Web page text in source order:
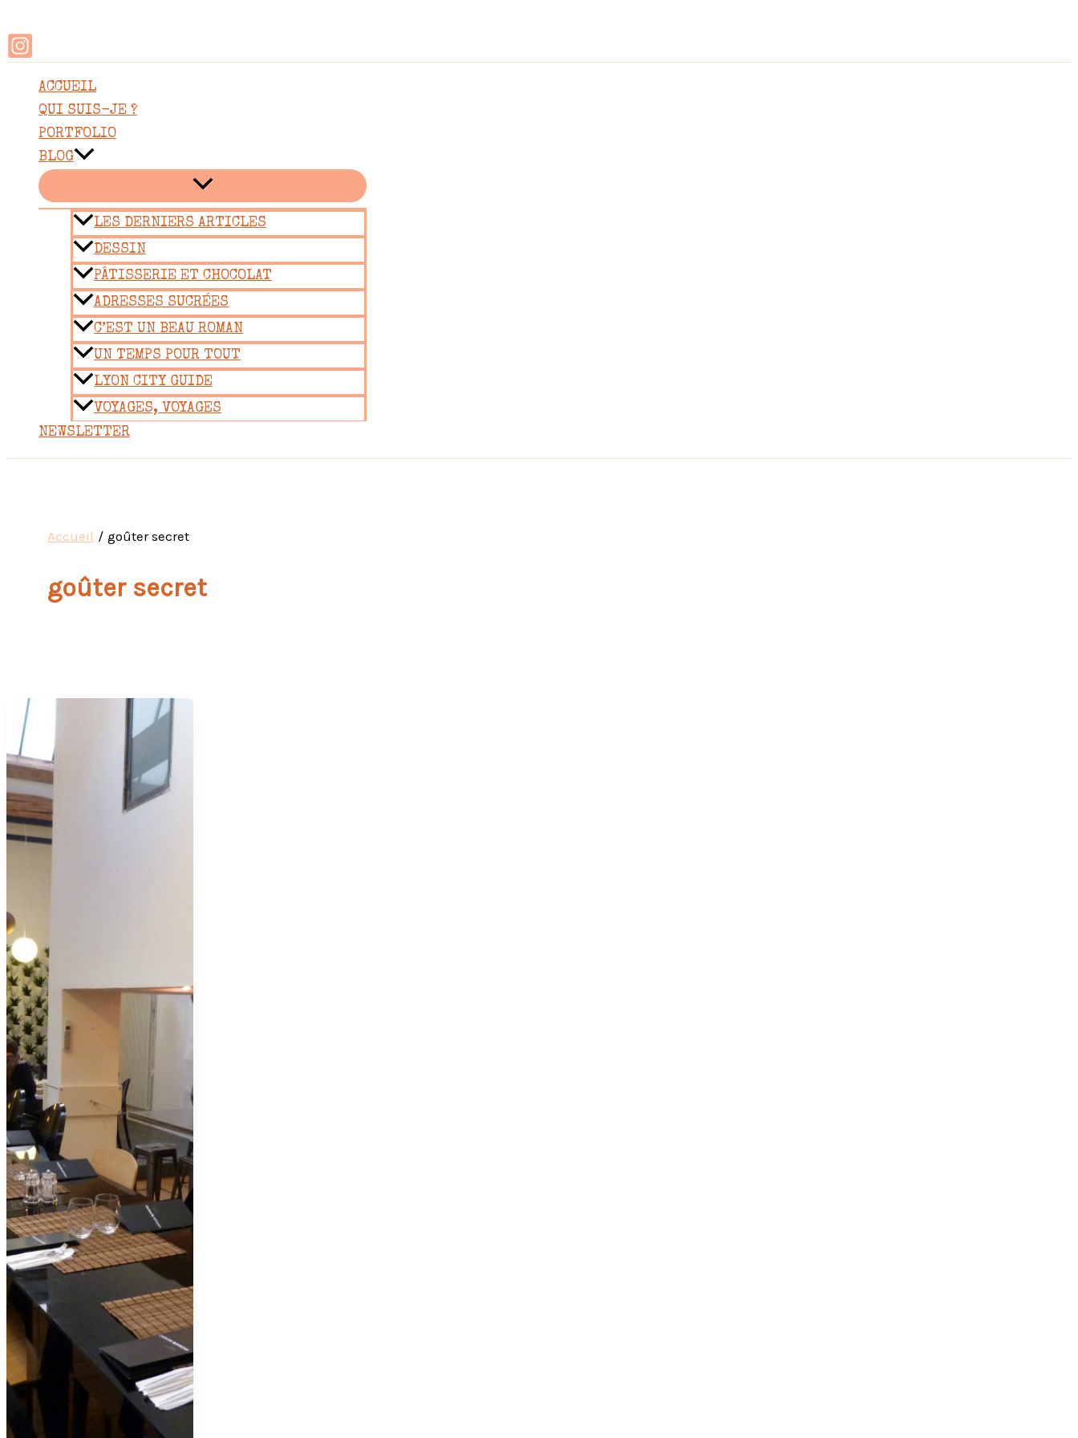
au
contenu
ACCUEIL
QUI SUIS-JE ?
PORTFOLIO
BLOG
LES DERNIERS ARTICLES
DESSIN
PÂTISSERIE ET CHOCOLAT
ADRESSES SUCRÉES
C’EST UN BEAU ROMAN
UN TEMPS POUR TOUT
LYON CITY GUIDE
VOYAGES, VOYAGES
NEWSLETTER
Accueil goûter secret
goûter secret